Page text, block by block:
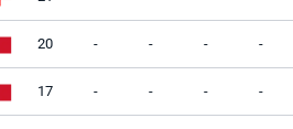
20 - - - -
17 - - - -